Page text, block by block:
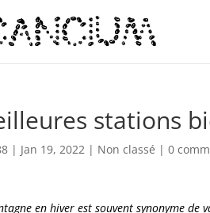
stations
| Jan 19, 2022 | Non classé |0
en hiver est souvent synonyme de